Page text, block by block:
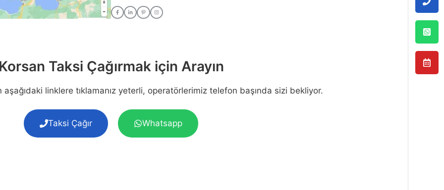
Korsan Taksi Çağırmak için Arayın
aşağıdaki linklere tıklamanız yeterli, operatörlerimiz telefon başında sizi bekliyor.
Taksi Çağır Whatsapp